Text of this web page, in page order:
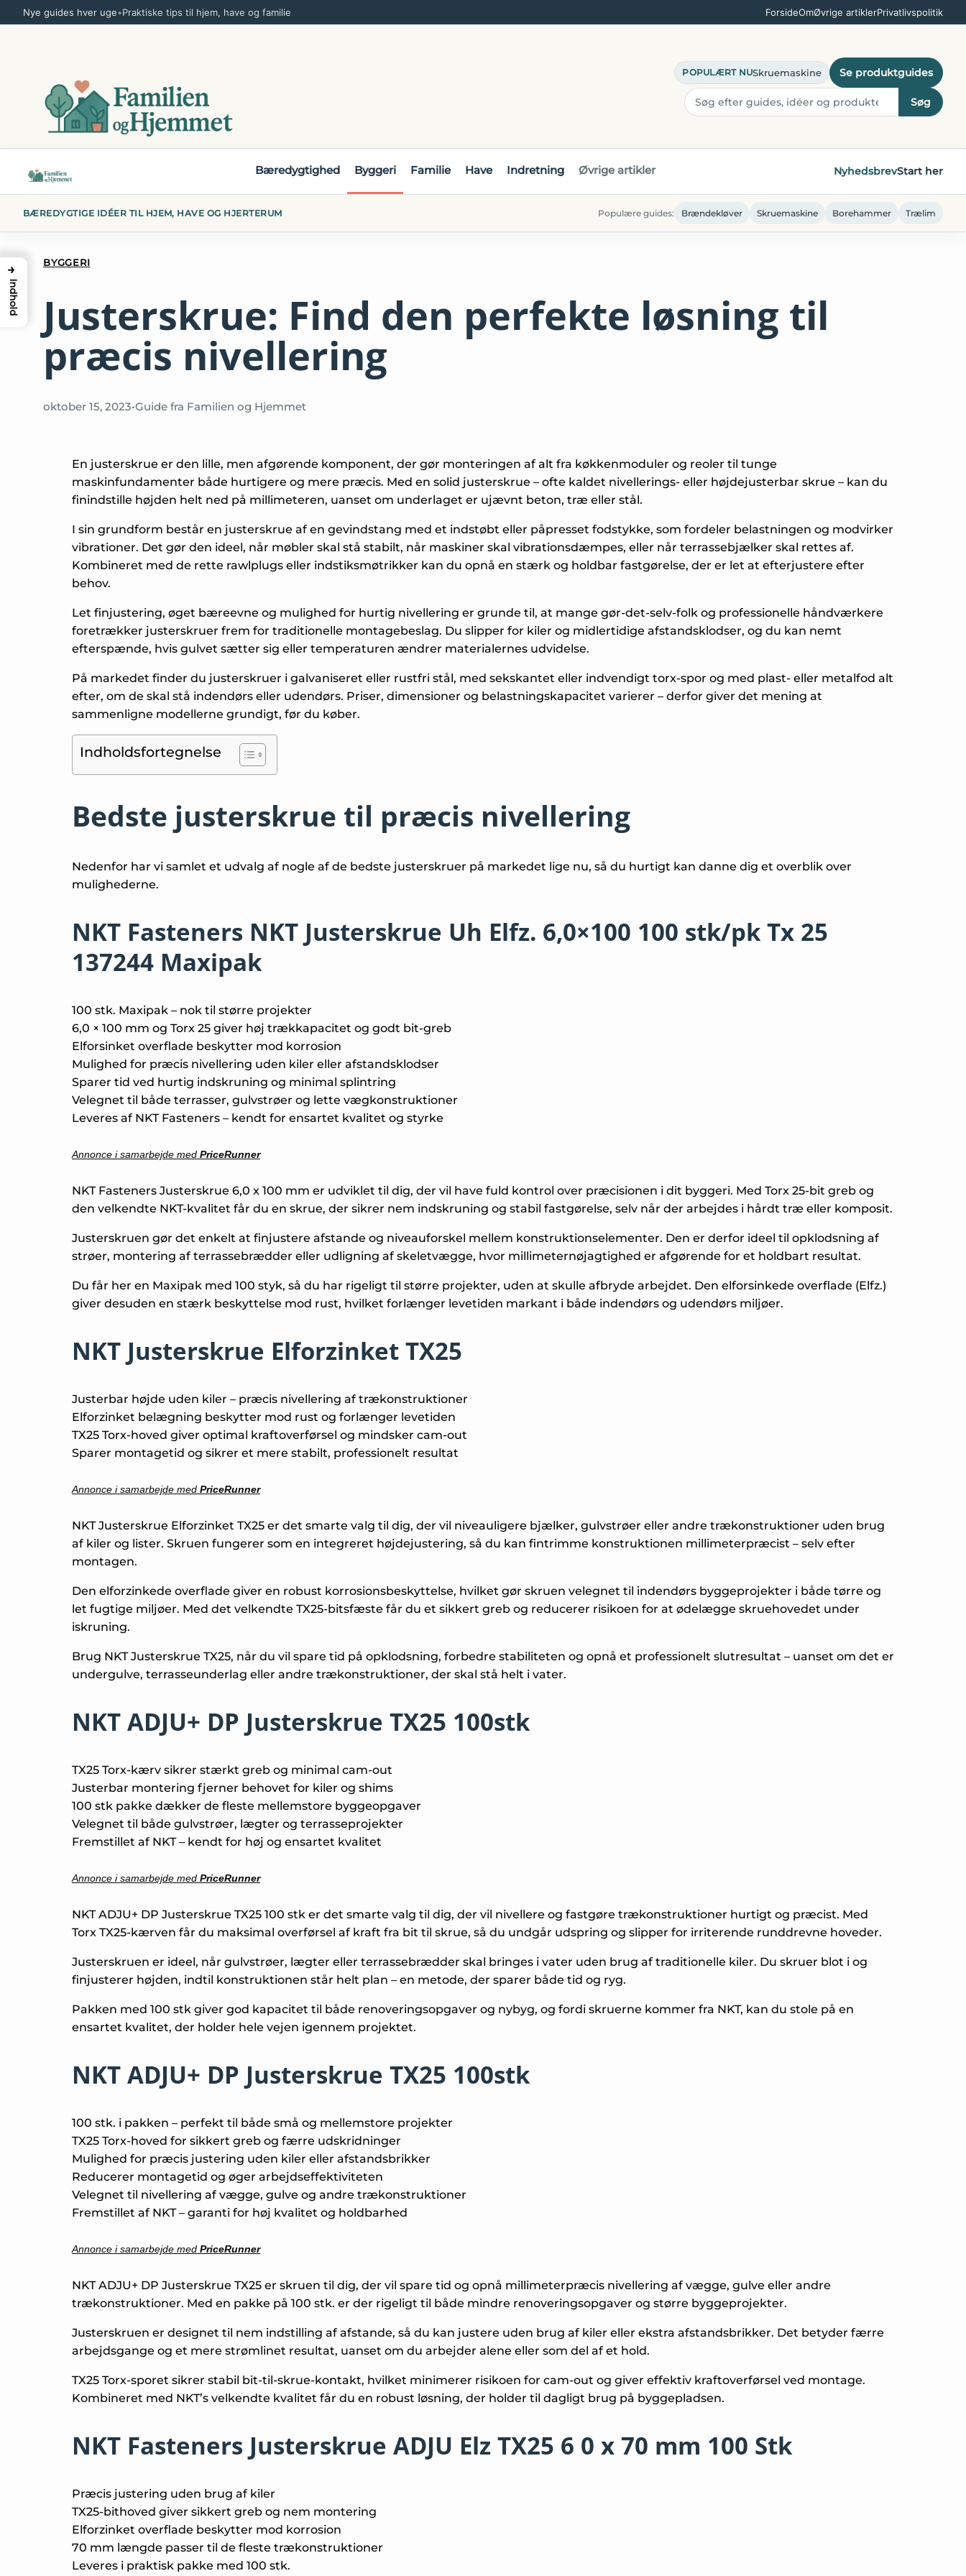
Spring
til
Nye guides hver uge•Praktiske tips til hjem, have og familie ForsideOmØvrige artiklerPrivatlivspolitik
POPULÆRT NUSkruemaskine Se produktguides
Søg
Bæredygtighed Byggeri Familie Have Indretning Øvrige artikler NyhedsbrevStart her
BÆREDYGTIGE IDÉER TIL HJEM, HAVE OG HJERTERUM Populære guides: Brændekløver Skruemaskine Borehammer Trælim
BYGGERI
Justerskrue: Find den perfekte løsning til
præcis nivellering
oktober 15, 2023•Guide fra Familien og Hjemmet
En justerskrue er den lille, men afgørende komponent, der gør monteringen af alt fra køkkenmoduler og reoler til tunge
maskinfundamenter både hurtigere og mere præcis. Med en solid justerskrue – ofte kaldet nivellering​s- eller højdejusterbar skrue – kan du
finindstille højden helt ned på millimeteren, uanset om underlaget er ujævnt beton, træ eller stål.
I sin grundform består en justerskrue af en gevindstang med et indstøbt eller påpresset fodstykke, som fordeler belastningen og modvirker
vibrationer. Det gør den ideel, når møbler skal stå stabilt, når maskiner skal vibrationsdæmpes, eller når terrassebjælker skal rettes af.
Kombineret med de rette rawlplugs eller indstiksmøtrikker kan du opnå en stærk og holdbar fastgørelse, der er let at efterjustere efter
behov.
Let finjustering, øget bæreevne og mulighed for hurtig nivellering er grunde til, at mange gør-det-selv-folk og professionelle håndværkere
foretrækker justerskruer frem for traditionelle montagebeslag. Du slipper for kiler og midlertidige afstandsklodser, og du kan nemt
efterspænde, hvis gulvet sætter sig eller temperaturen ændrer materialernes udvidelse.
På markedet finder du justerskruer i galvaniseret eller rustfri stål, med sekskantet eller indvendigt torx-spor og med plast- eller metalfod alt
efter, om de skal stå indendørs eller udendørs. Priser, dimensioner og belastningskapacitet varierer – derfor giver det mening at
sammenligne modellerne grundigt, før du køber.
Indholdsfortegnelse
Bedste justerskrue til præcis nivellering
Nedenfor har vi samlet et udvalg af nogle af de bedste justerskruer på markedet lige nu, så du hurtigt kan danne dig et overblik over
mulighederne.
NKT Fasteners NKT Justerskrue Uh Elfz. 6,0×100 100 stk/pk Tx 25
137244 Maxipak
100 stk. Maxipak – nok til større projekter
6,0 × 100 mm og Torx 25 giver høj trækkapacitet og godt bit-greb
Elforsinket overflade beskytter mod korrosion
Mulighed for præcis nivellering uden kiler eller afstandsklodser
Sparer tid ved hurtig indskruning og minimal splintring
Velegnet til både terrasser, gulvstrøer og lette vægkonstruktioner
Leveres af NKT Fasteners – kendt for ensartet kvalitet og styrke
Annonce i samarbejde med PriceRunner
NKT Fasteners Justerskrue 6,0 x 100 mm er udviklet til dig, der vil have fuld kontrol over præcisionen i dit byggeri. Med Torx 25-bit greb og
den velkendte NKT-kvalitet får du en skrue, der sikrer nem indskruning og stabil fastgørelse, selv når der arbejdes i hårdt træ eller komposit.
Justerskruen gør det enkelt at finjustere afstande og niveauforskel mellem konstruktionselementer. Den er derfor ideel til opklodsning af
strøer, montering af terrassebrædder eller udligning af skeletvægge, hvor millimeternøjagtighed er afgørende for et holdbart resultat.
Du får her en Maxipak med 100 styk, så du har rigeligt til større projekter, uden at skulle afbryde arbejdet. Den elforsinkede overflade (Elfz.)
giver desuden en stærk beskyttelse mod rust, hvilket forlænger levetiden markant i både indendørs og udendørs miljøer.
NKT Justerskrue Elforzinket TX25
Justerbar højde uden kiler – præcis nivellering af trækonstruktioner
Elforzinket belægning beskytter mod rust og forlænger levetiden
TX25 Torx-hoved giver optimal kraftoverførsel og mindsker cam-out
Sparer montage­tid og sikrer et mere stabilt, professionelt resultat
Annonce i samarbejde med PriceRunner
NKT Justerskrue Elforzinket TX25 er det smarte valg til dig, der vil niveauligere bjælker, gulvstrøer eller andre trækonstruktioner uden brug
af kiler og lister. Skruen fungerer som en integreret højdejustering, så du kan fintrimme konstruktionen millimeterpræcist – selv efter
montagen.
Den elforzinkede overflade giver en robust korrosionsbeskyttelse, hvilket gør skruen velegnet til indendørs byggeprojekter i både tørre og
let fugtige miljøer. Med det velkendte TX25-bitsfæste får du et sikkert greb og reducerer risikoen for at ødelægge skruehovedet under
iskruning.
Brug NKT Justerskrue TX25, når du vil spare tid på opklodsning, forbedre stabiliteten og opnå et professionelt slutresultat – uanset om det er
undergulve, terrasseunderlag eller andre trækonstruktioner, der skal stå helt i vater.
NKT ADJU+ DP Justerskrue TX25 100stk
TX25 Torx-kærv sikrer stærkt greb og minimal cam-out
Justerbar montering fjerner behovet for kiler og shims
100 stk pakke dækker de fleste mellemstore byggeopgaver
Velegnet til både gulvstrøer, lægter og terrasseprojekter
Fremstillet af NKT – kendt for høj og ensartet kvalitet
Annonce i samarbejde med PriceRunner
NKT ADJU+ DP Justerskrue TX25 100 stk er det smarte valg til dig, der vil nivellere og fastgøre trækonstruktioner hurtigt og præcist. Med
Torx TX25-kærven får du maksimal overførsel af kraft fra bit til skrue, så du undgår udspring og slipper for irriterende runddrevne hoveder.
Justerskruen er ideel, når gulvstrøer, lægter eller terrassebrædder skal bringes i vater uden brug af traditionelle kiler. Du skruer blot i og
finjusterer højden, indtil konstruktionen står helt plan – en metode, der sparer både tid og ryg.
Pakken med 100 stk giver god kapacitet til både renoveringsopgaver og nybyg, og fordi skruerne kommer fra NKT, kan du stole på en
ensartet kvalitet, der holder hele vejen igennem projektet.
NKT ADJU+ DP Justerskrue TX25 100stk
100 stk. i pakken – perfekt til både små og mellemstore projekter
TX25 Torx-hoved for sikkert greb og færre udskridninger
Mulighed for præcis justering uden kiler eller afstandsbrikker
Reducerer montagetid og øger arbejdseffektiviteten
Velegnet til nivellering af vægge, gulve og andre trækonstruktioner
Fremstillet af NKT – garanti for høj kvalitet og holdbarhed
Annonce i samarbejde med PriceRunner
NKT ADJU+ DP Justerskrue TX25 er skruen til dig, der vil spare tid og opnå millimeterpræcis nivellering af vægge, gulve eller andre
trækonstruktioner. Med en pakke på 100 stk. er der rigeligt til både mindre renoveringsopgaver og større byggeprojekter.
Justerskruen er designet til nem indstilling af afstande, så du kan justere uden brug af kiler eller ekstra afstandsbrikker. Det betyder færre
arbejdsgange og et mere strømlinet resultat, uanset om du arbejder alene eller som del af et hold.
TX25 Torx-sporet sikrer stabil bit-til-skrue-kontakt, hvilket minimerer risikoen for cam-out og giver effektiv kraftoverførsel ved montage.
Kombineret med NKT’s velkendte kvalitet får du en robust løsning, der holder til dagligt brug på byggepladsen.
NKT Fasteners Justerskrue ADJU Elz TX25 6 0 x 70 mm 100 Stk
Præcis justering uden brug af kiler
TX25-bithoved giver sikkert greb og nem montering
Elforzinket overflade beskytter mod korrosion
70 mm længde passer til de fleste trækonstruktioner
Leveres i praktisk pakke med 100 stk.
→
Indhold